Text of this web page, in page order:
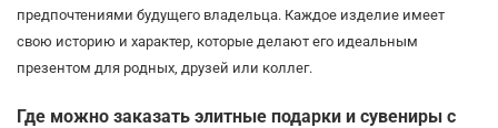
предпочтениями будущего владельца. Каждое изделие имеет
свою историю и характер, которые делают его идеальным
презентом для родных, друзей или коллег.
Где можно заказать элитные подарки и сувениры с